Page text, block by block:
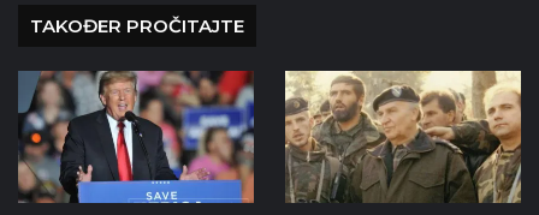
TAKOĐER PROČITAJTE